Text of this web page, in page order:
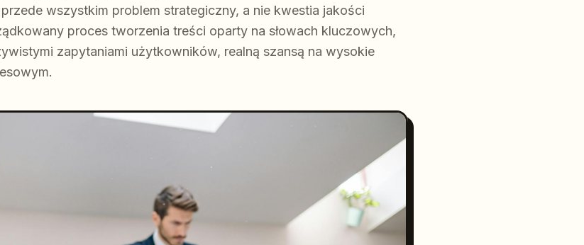
wszystkim problem strategiczny, a nie kwestia jakości
proces tworzenia treści oparty na słowach kluczowych,
zapytaniami użytkowników, realną szansą na wysokie